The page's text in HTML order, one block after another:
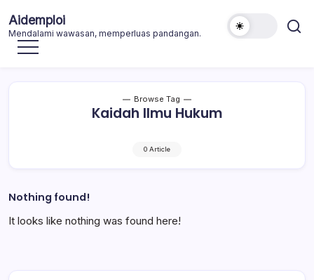
to
content
Aidemploi
Mendalami wawasan, memperluas pandangan.
Browse Tag
Kaidah Ilmu Hukum
0 Article
Nothing found!
It looks like nothing was found here!